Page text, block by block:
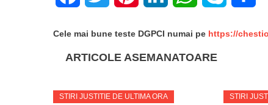
Cele mai bune teste DGPCI numai pe https://
ARTICOLE ASEMANATOARE
STIRI JUSTITIE DE ULTIMA ORA STIRI